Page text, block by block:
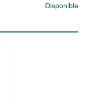
Disponible